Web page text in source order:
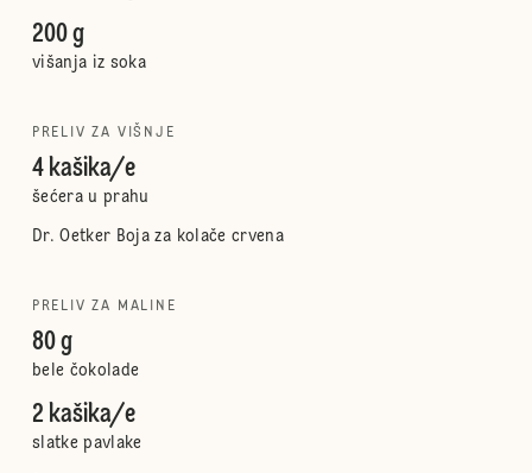
200 g
višanja iz soka
PRELIV ZA VIŠNJE
4 kašika/e
šećera u prahu
Dr. Oetker Boja za kolače crvena
PRELIV ZA MALINE
80 g
bele čokolade
2 kašika/e
slatke pavlake